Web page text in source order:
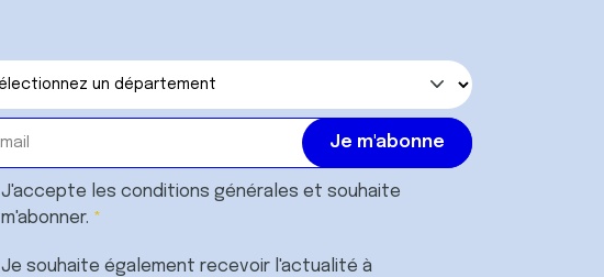
J'accepte les conditions générales et souhaite
m'abonner.
Je souhaite également recevoir l'actualité à